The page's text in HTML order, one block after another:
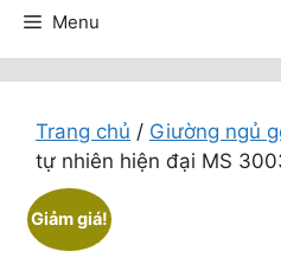
Menu
Trang chủ / Giường ngủ
tự nhiên hiện đại MS
Giảm giá!